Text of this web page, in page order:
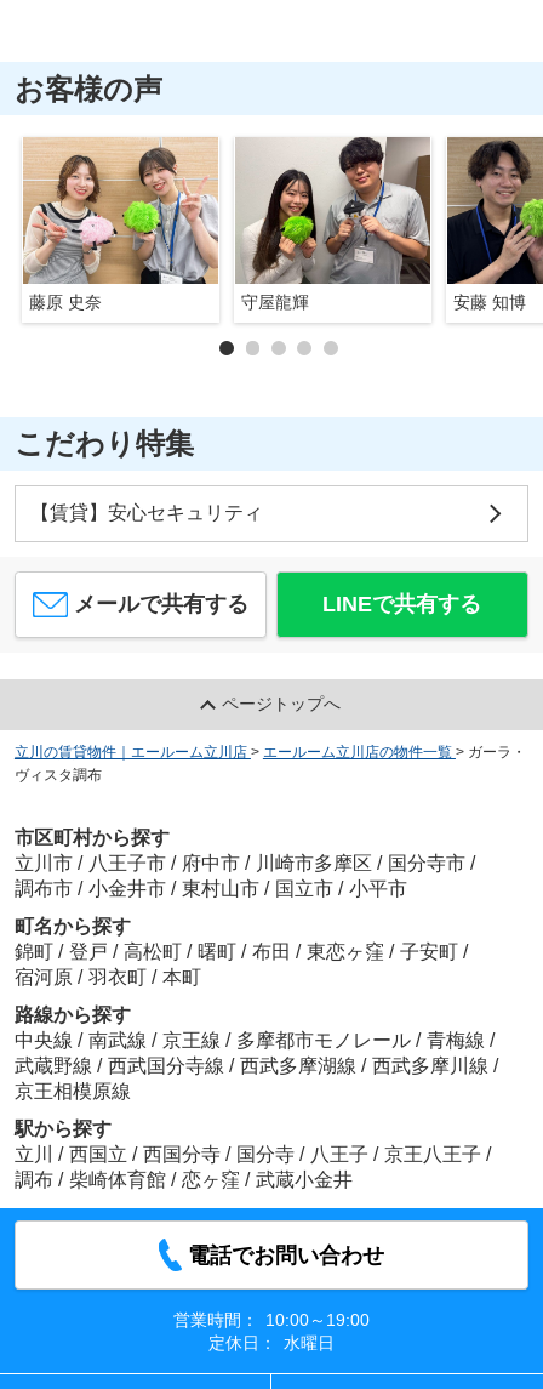
お客様の声
藤原 史奈 守屋龍輝 安藤 知博
こだわり特集
【賃貸】安心セキュリティ
メールで共有する LINEで共有する
ページトップへ
立川の賃貸物件｜エールーム立川店 > エールーム立川店の物件一覧 > ガーラ・
ヴィスタ調布
市区町村から探す
立川市 / 八王子市 / 府中市 / 川崎市多摩区 / 国分寺市 /
調布市 / 小金井市 / 東村山市 / 国立市 / 小平市
町名から探す
錦町 / 登戸 / 高松町 / 曙町 / 布田 / 東恋ヶ窪 / 子安町 /
宿河原 / 羽衣町 / 本町
路線から探す
中央線 / 南武線 / 京王線 / 多摩都市モノレール / 青梅線 /
武蔵野線 / 西武国分寺線 / 西武多摩湖線 / 西武多摩川線 /
京王相模原線
駅から探す
立川
/ 西国立 / 西国分寺 / 国分寺 / 八王子 / 京王八王子 /
調布 / 柴崎体育館 / 恋ヶ窪 / 武蔵小金井
電話でお問い合わせ
営業時間：
10:00～19:00
定休日：
水曜日